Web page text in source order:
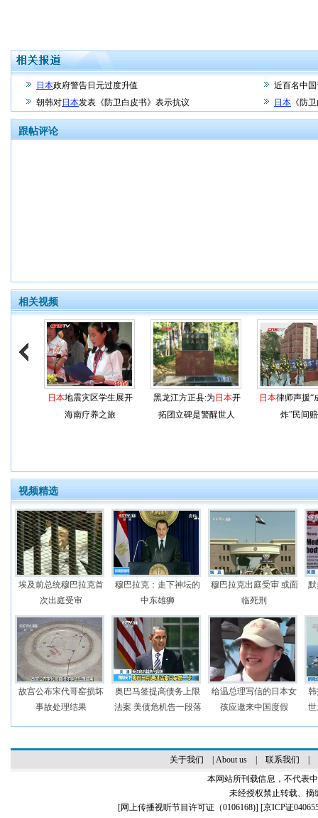
日本政府警告日元过度升值
近百名中
朝韩对日本发表《防卫白皮书》表示抗议 日本 《防
跟帖评论
相关视频
日本地震灾区学生展开
海南疗养之旅
黑龙江方正县:为 日本开
拓团立碑是警醒世人
日本律师声援“
炸”民间
视频精选
埃及前总统穆巴拉克首
次出庭受审
穆巴拉克：走下神坛的
中东雄狮
穆巴拉克出庭受审 或面
临死刑
故宫公布宋代哥窑损坏
事故处理结果
奥巴马签提高债务上限
法案 美债危机告一段落
给温总理写信的日本女
孩应邀来中国度假
关于我们 About us| 联系我们
本网站所刊载信息，不代表
未经授权禁止转载、摘
[网上传播视听节目许可证（0106168)] [京ICP证